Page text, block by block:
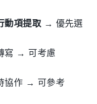
動項提取→ 優先選
寫 → 可考慮
協作 → 可參考